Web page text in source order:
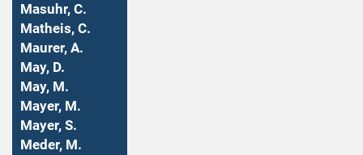
Masuhr, C.
Matheis, C.
Maurer, A.
May, D.
May, M.
Mayer, M.
Mayer, S.
Meder, M.